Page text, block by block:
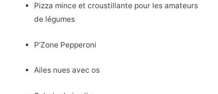
Pizza mince et croustillante pour les amateurs
de légumes
P’Zone Pepperoni
Ailes nues avec os